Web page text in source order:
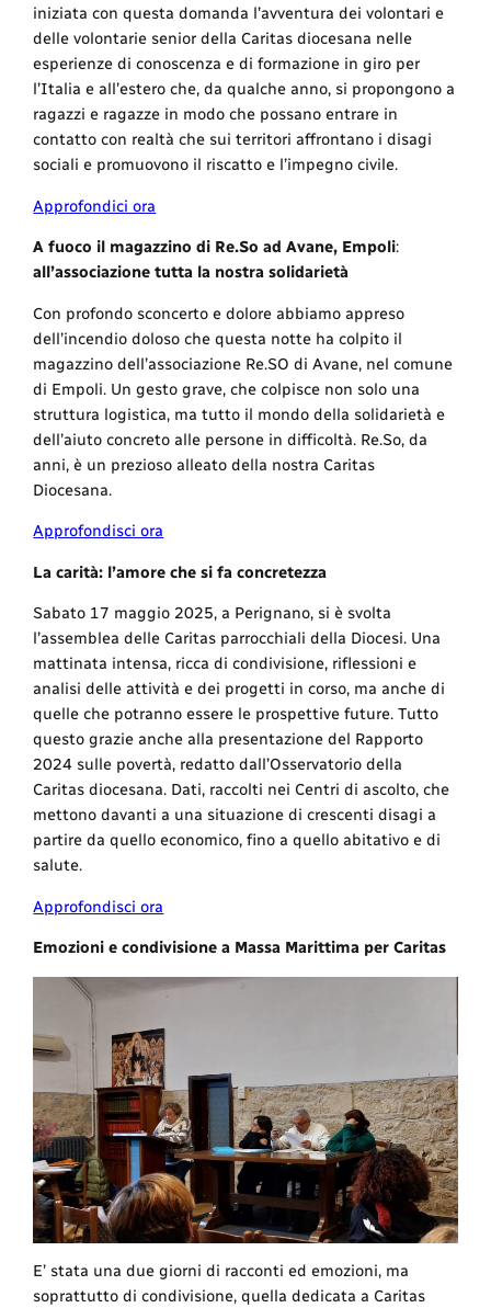
iniziata con questa domanda l’avventura dei volontari e
delle volontarie senior della Caritas diocesana nelle
esperienze di conoscenza e di formazione in giro per
l’Italia e all’estero che, da qualche anno, si propongono a
ragazzi e ragazze in modo che possano entrare in
contatto con realtà che sui territori affrontano i disagi
sociali e promuovono il riscatto e l’impegno civile.
Approfondici ora
A fuoco il magazzino di Re.So ad Avane, Empoli:
all’associazione tutta la nostra solidarietà
Con profondo sconcerto e dolore abbiamo appreso
dell’incendio doloso che questa notte ha colpito il
magazzino dell’associazione Re.SO di Avane, nel comune
di Empoli. Un gesto grave, che colpisce non solo una
struttura logistica, ma tutto il mondo della solidarietà e
dell’aiuto concreto alle persone in difficoltà. Re.So, da
anni, è un prezioso alleato della nostra Caritas
Diocesana.
Approfondisci ora
La carità: l’amore che si fa concretezza
Sabato 17 maggio 2025, a Perignano, si è svolta
l’assemblea delle Caritas parrocchiali della Diocesi. Una
mattinata intensa, ricca di condivisione, riflessioni e
analisi delle attività e dei progetti in corso, ma anche di
quelle che potranno essere le prospettive future. Tutto
questo grazie anche alla presentazione del Rapporto
2024 sulle povertà, redatto dall’Osservatorio della
Caritas diocesana. Dati, raccolti nei Centri di ascolto, che
mettono davanti a una situazione di crescenti disagi a
partire da quello economico, fino a quello abitativo e di
salute.
Approfondisci ora
Emozioni e condivisione a Massa Marittima per Caritas
E’ stata una due giorni di racconti ed emozioni, ma
soprattutto di condivisione, quella dedicata a Caritas